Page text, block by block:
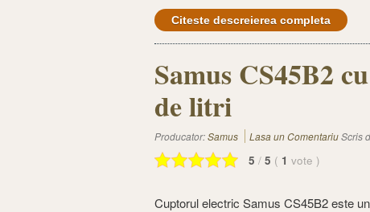
Citeste descreierea completa
Samus CS45B2
de litri
Producator:Samus Lasa un ComentariuScris
5 / 5 ( 1 vote )
Cuptorul electric Samus CS45B2 este